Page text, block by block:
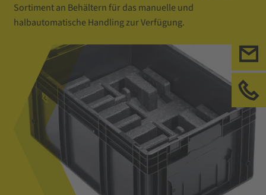
Sortiment an Behältern für das manuelle und
halbautomatische Handling zur Verfügung.